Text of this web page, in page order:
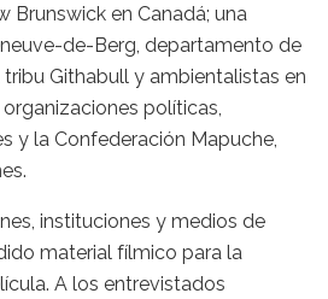
Brunswick en Canadá; una
de-Berg, departamento de
tribu Githabull y ambientalistas en
políticas,
y la Confederación Mapuche,
instituciones y medios de
material fílmico para la
A los entrevistados